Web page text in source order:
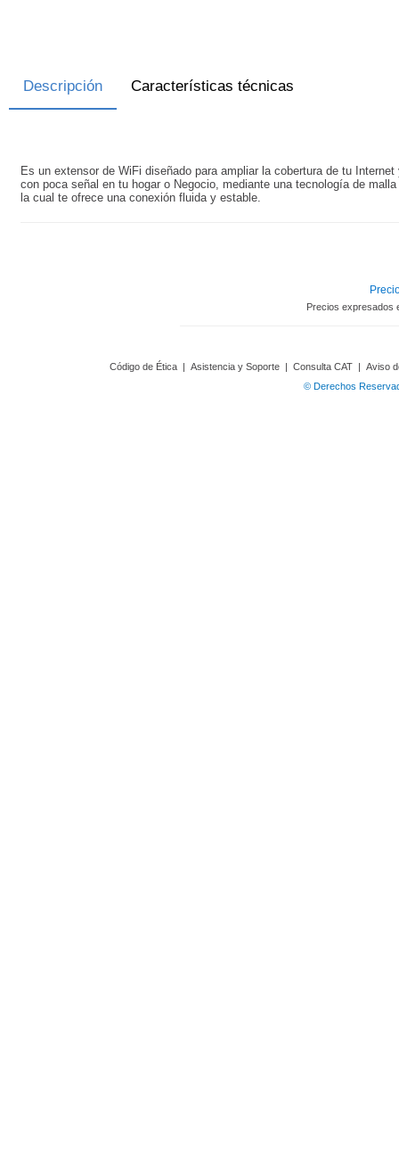
Descripción Características técnicas
Es un extensor de WiFi diseñado para ampliar la cobertura de tu
con poca señal en tu hogar o Negocio, mediante una tecnología de
la cual te ofrece una conexión fluida y estable.
Precios expresados
Código de Ética | Asistencia y Soporte | Consulta CAT | Aviso
© Derechos